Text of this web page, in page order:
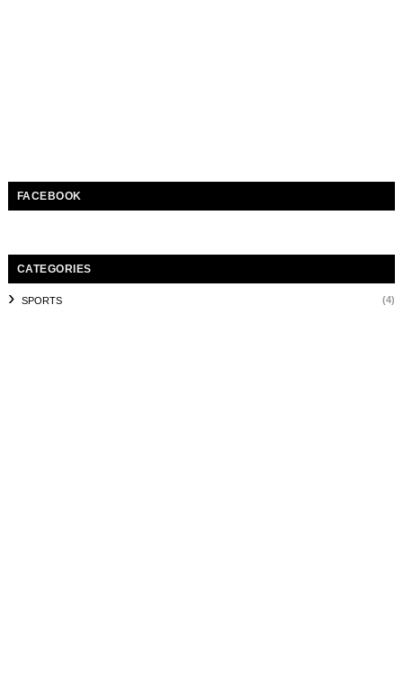
FACEBOOK
CATEGORIES
SPORTS (4)